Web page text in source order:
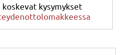
kysymykset